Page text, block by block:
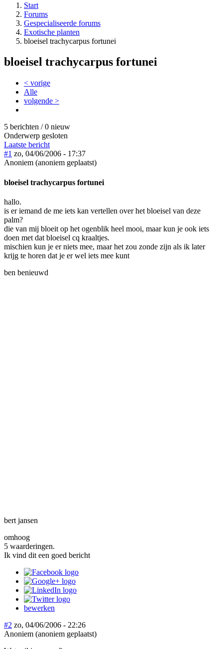
Start
Forums
Gespecialiseerde forums
Exotische planten
bloeisel trachycarpus fortunei
bloeisel trachycarpus fortunei
< vorige
Alle
volgende >
5 berichten / 0 nieuw
Onderwerp gesloten
Laatste bericht
#1 zo, 04/06/2006 - 17:37
Anoniem (anoniem geplaatst)
bloeisel trachycarpus fortunei
hallo.
is er iemand de me iets kan vertellen over het bloeisel van deze
palm?
die van mij bloeit op het ogenblik heel mooi, maar kun je ook iets
doen met dat bloeisel cq kraaltjes.
mischien kun je er niets mee, maar het zou zonde zijn als ik later
krijg te horen dat je er wel iets mee kunt
ben benieuwd
bert jansen
omhoog
5 waarderingen.
Ik vind dit een goed bericht
bewerken
#2 zo, 04/06/2006 - 22:26
Anoniem (anoniem geplaatst)